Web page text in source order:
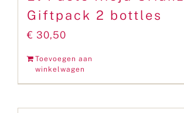
Giftpack 2 bottles
€ 30,50
Toevoegen aan
winkelwagen